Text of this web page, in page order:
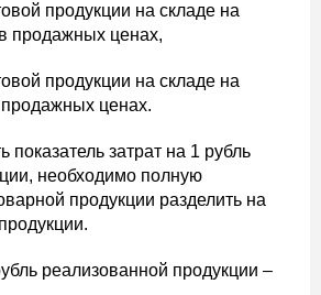
продукции на складе на
продажных ценах,
продукции на складе на
ценах.
показатель затрат на 1 рубль
необходимо полную
продукции разделить на